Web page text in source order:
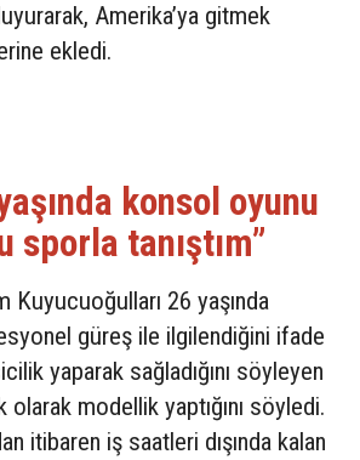
Amerika’ya gitmek
ekledi.
konsol oyunu
sporla tanıştım”
Kuyucuoğulları 26 yaşında
güreş ile ilgilendiğini ifade
yaparak sağladığını söyleyen
olarak modellik yaptığını söyledi.
itibaren iş saatleri dışında kalan